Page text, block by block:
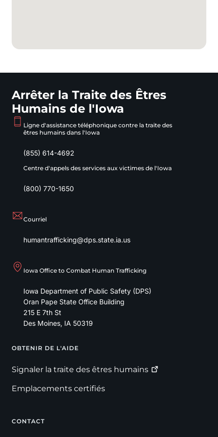
Arrêter la Traite des Êtres
Humains de l'Iowa
Ligne d'assistance téléphonique contre la traite des
êtres humains dans l'Iowa
(855) 614-4692
Centre d'appels des services aux victimes de l'Iowa
(800) 770-1650
Courriel
humantrafficking@dps.state.ia.us
Iowa Office to Combat Human Trafficking
Iowa Department of Public Safety (DPS)
Oran Pape State Office Building
215 E 7th St
Des Moines, IA 50319
Footer
OBTENIR DE L'AIDE
Signaler la traite des êtres humains
Emplacements certifiés
CONTACT